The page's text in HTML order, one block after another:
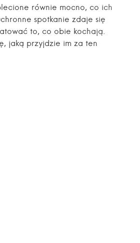
równie mocno, co ich
spotkanie zdaje się
to, co obie kochają.
jaką przyjdzie im za ten